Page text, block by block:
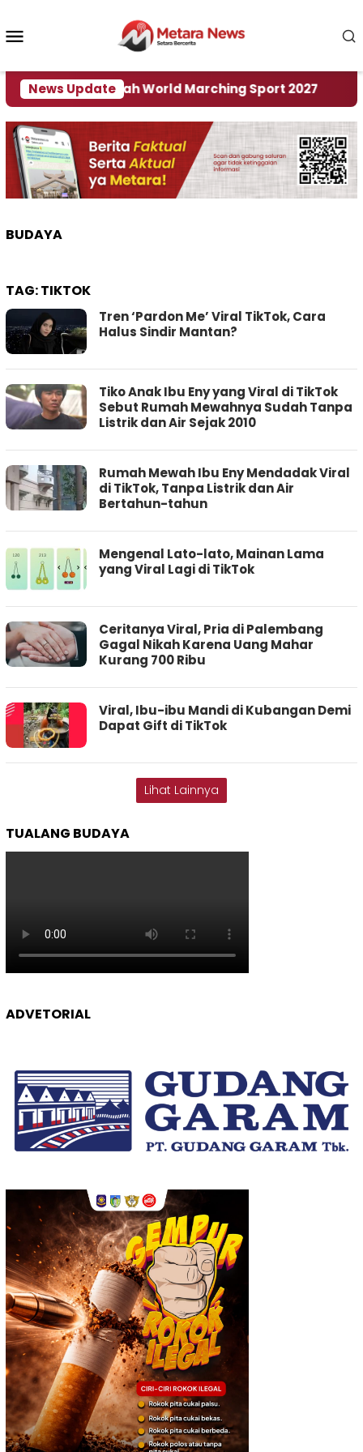
konten
News Update
Tuan Rumah World Marching Sport 2027
BUDAYA
TAG:TIKTOK
Tren ‘Pardon Me’ Viral TikTok, Cara
Halus Sindir Mantan?
Tiko Anak Ibu Eny yang Viral di TikTok
Sebut Rumah Mewahnya Sudah Tanpa
Listrik dan Air Sejak 2010
Rumah Mewah Ibu Eny Mendadak Viral
di TikTok, Tanpa Listrik dan Air
Bertahun-tahun
Mengenal Lato-lato, Mainan Lama
yang Viral Lagi di TikTok
Ceritanya Viral, Pria di Palembang
Gagal Nikah Karena Uang Mahar
Kurang 700 Ribu
Viral, Ibu-ibu Mandi di Kubangan Demi
Dapat Gift di TikTok
Lihat Lainnya
TUALANG BUDAYA
ADVETORIAL